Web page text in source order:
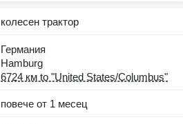
колесен трактор
Германия
Hamburg
6724 км to "United States/Columbus"
повече от 1 месец